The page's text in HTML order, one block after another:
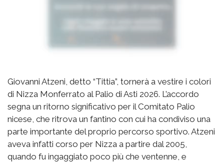
Giovanni Atzeni, detto “Tittia”, tornerà a vestire i colori
di Nizza Monferrato al Palio di Asti 2026. L’accordo
segna un ritorno significativo per il Comitato Palio
nicese, che ritrova un fantino con cui ha condiviso una
parte importante del proprio percorso sportivo. Atzeni
aveva infatti corso per Nizza a partire dal 2005,
quando fu ingaggiato poco più che ventenne, e